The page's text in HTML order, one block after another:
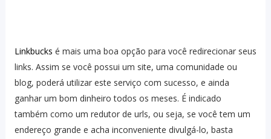
Linkbucks é mais uma boa opção para você redirecionar seus
links. Assim se você possui um site, uma comunidade ou
blog, poderá utilizar este serviço com sucesso, e ainda
ganhar um bom dinheiro todos os meses. É indicado
também como um redutor de urls, ou seja, se você tem um
endereço grande e acha inconveniente divulgá-lo, basta